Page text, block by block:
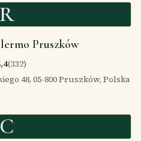
R
Pruszków
(332)
48, 05-800 Pruszków, Polska
C